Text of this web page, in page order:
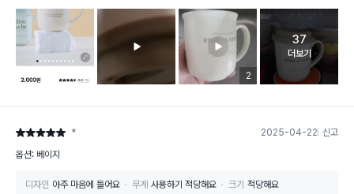
리뷰 이미지 등록 개수
2
고객 리뷰
37
더보기
별점 5점 * 2025-04-22 신고
옵션: 베이지
디자인 아주 마음에 들어요 무게 사용하기 적당해요 크기 적당해요